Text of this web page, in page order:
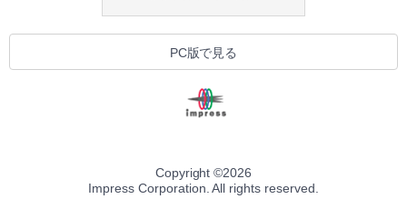
PC版で見る
Copyright ©2026
Impress Corporation. All rights reserved.